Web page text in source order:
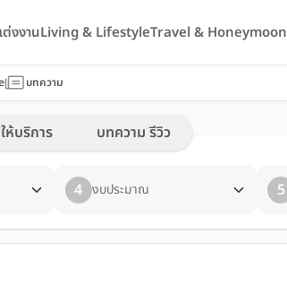
งงานLiving & LifestyleTravel & Honeymoon
บทความ
ห้บริการ บทความ รีวิว
4 งบประมาณ 5